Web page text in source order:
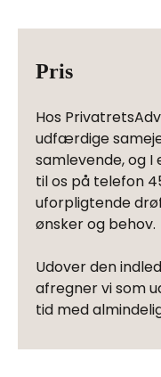
Pris
Hos
udfærdige
samlevende, og
til os på telefon
uforpligtende
ønsker og behov.
Udover den
afregner vi som
tid med